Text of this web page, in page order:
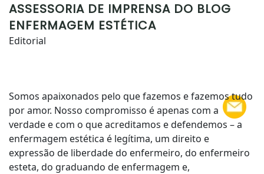
ASSESSORIA DE IMPRENSA DO BLOG
ENFERMAGEM ESTÉTICA
Editorial
Somos apaixonados pelo que fazemos e fazemos tudo
por amor. Nosso compromisso é apenas com a
verdade e com o que acreditamos e defendemos – a
enfermagem estética é legítima, um direito e
expressão de liberdade do enfermeiro, do enfermeiro
esteta, do graduando de enfermagem e,